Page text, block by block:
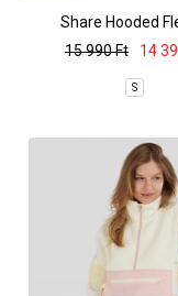
Share Hooded
15 990 Ft
14
S